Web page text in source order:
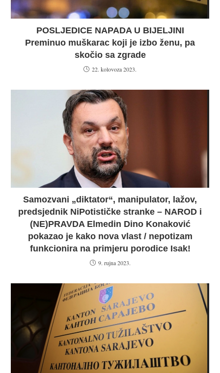
POSLJEDICE NAPADA U BIJELJINI
Preminuo muškarac koji je izbo ženu, pa
skočio sa zgrade
22. kolovoza 2023.
Samozvani „diktator“, manipulator, lažov,
predsjednik NiPotističke stranke – NAROD i
(NE)PRAVDA Elmedin Dino Konaković
pokazao je kako nova vlast / nepotizam
funkcionira na primjeru porodice Isak!
9. rujna 2023.